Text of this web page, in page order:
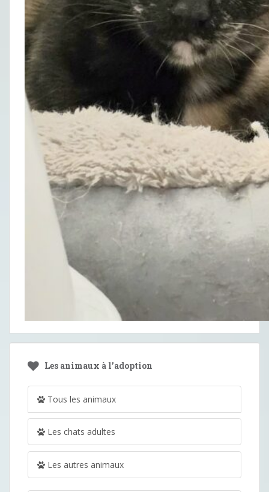
Les animaux à l’adoption
Tous les animaux
Les chats adultes
Les autres animaux